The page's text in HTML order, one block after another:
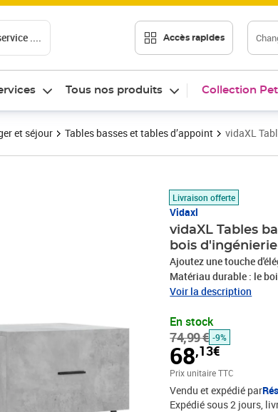
.... Accès rapides
Tous nos produits Collection
et séjour Tables basses et tables d’appoint vidaXL
Livraison offerte
Vidaxl
vidaXL Tables
bois d'ingénierie
Ajoutez une touche
Matériau durable : le
surface lisse et
un grand espace de
de main.Dessus de
placer vos boissons,
ajoutent un style calme
bétonMatériau : bois
H)L'assemblage est
Voir la description
En stock
74,99 €
Prix barré 74,99 €
-9%
68,13€
Prix 68,13€
Prix unitaire TTC
Vendu et expédié par
Expédié sous 2 jours